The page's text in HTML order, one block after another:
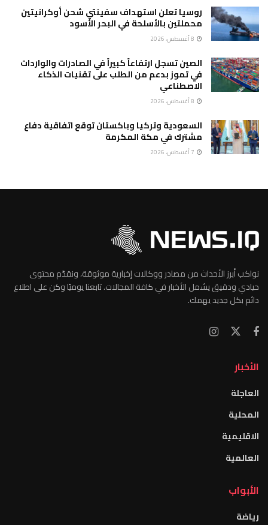
روسيا تعلن استهداف سفينتي شحن أوكرانيتين
محملتين بالأسلحة في البحر الأسود
الصين تسجل ارتفاعاً كبيراً في الصادرات والواردات
في تموز بدعم من الطلب على تقنيات الذكاء
الاصطناعي
السعودية وتركيا وباكستان توقع اتفاقية دفاع
مشترك في مكة المكرمة
نواكب أبرز الأحداث من مصادر ووكالات إخبارية موثوقة، ونقدّم محتوى
حيادي ودقيق يشمل الأخبار في كافة المجالات. تابعنا يوميًا وكن على اطلاع
دائم بكل جديد يهمك.
الأخبار
العاجلة
المحلية
الاقليمية
العالمية
الأبواب
رياضة